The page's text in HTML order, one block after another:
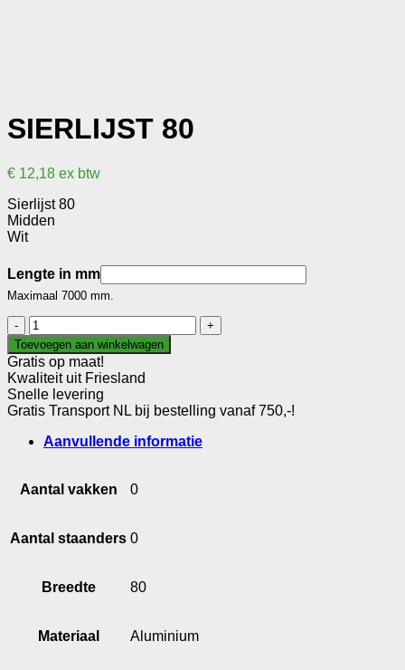
SIERLIJST 80
€ 12,18 ex btw
Sierlijst 80
Midden
Wit
Lengte in mm
Maximaal 7000 mm.
Sierlijst
80
aantal
Toevoegen aan winkelwagen
Gratis op maat!
Kwaliteit uit Friesland
Snelle levering
Gratis Transport NL bij bestelling vanaf 750,-!
Aanvullende informatie
Aantal vakken 0
Aantal staanders 0
Breedte 80
Materiaal Aluminium